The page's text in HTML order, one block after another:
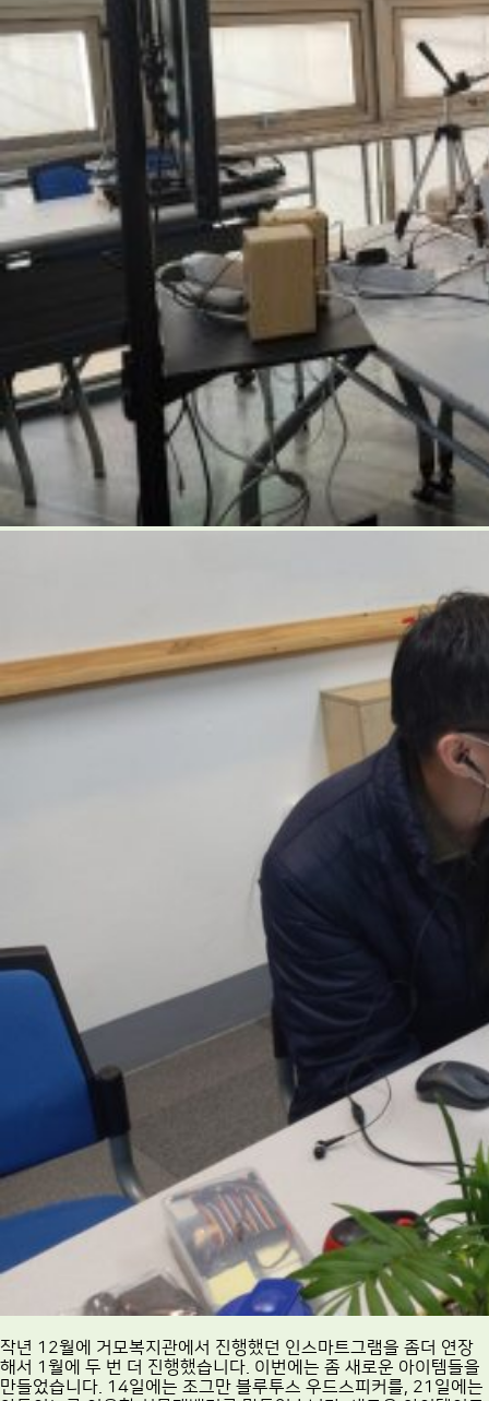
작년 12월에 거모복지관에서 진행했던 인스마트그램을 좀더 연장
해서 1월에 두 번 더 진행했습니다. 이번에는 좀 새로운 아이템들을
만들었습니다. 14일에는 조그만 블루투스 우드스피커를, 21일에는